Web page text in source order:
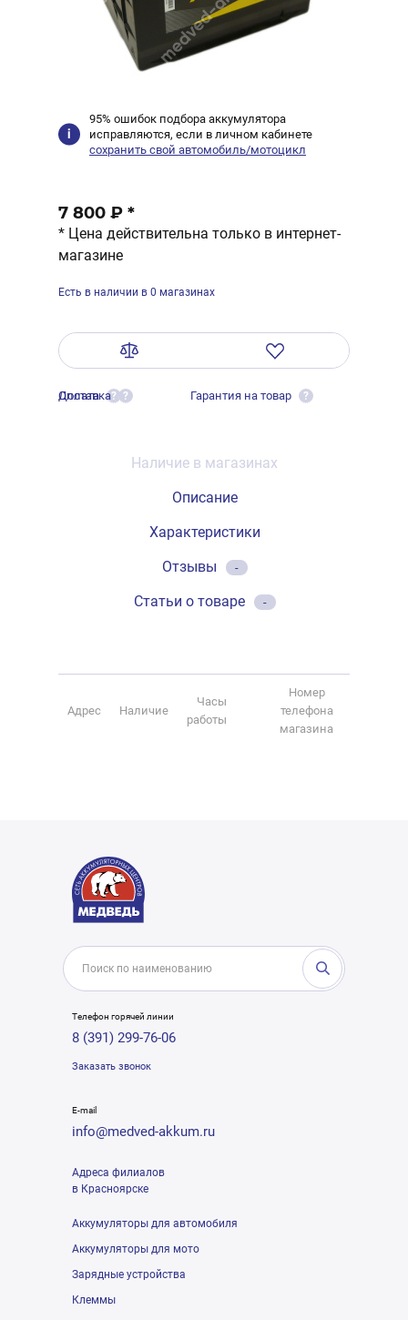
95% ошибок подбора аккумулятора
исправляются, если в личном кабинете
сохранить свой автомобиль/мотоцикл
7 800 ₽ *
* Цена действительна только в интернет-
магазине
Есть в наличии в 0 магазинах
Оплата ?
Доставка ? Гарантия на товар ?
Наличие в магазинах
Описание
Характеристики
Отзывы
-
Статьи о товаре -
Адрес Наличие
Часы
работы
Номер
телефона
магазина
Телефон горячей линии
8 (391) 299-76-06
Заказать звонок
E-mail
info@medved-akkum.ru
Адреса филиалов
в Красноярске
Аккумуляторы для автомобиля
Аккумуляторы для мото
Зарядные устройства
Клеммы